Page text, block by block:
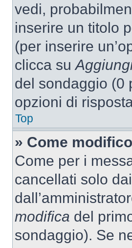
vedi,
inserire un titolo
(per inserire
clicca su
del sondaggio (0
opzioni di
Top
» Come
Come per i
cancellati solo
modifica del
sondaggio). Se